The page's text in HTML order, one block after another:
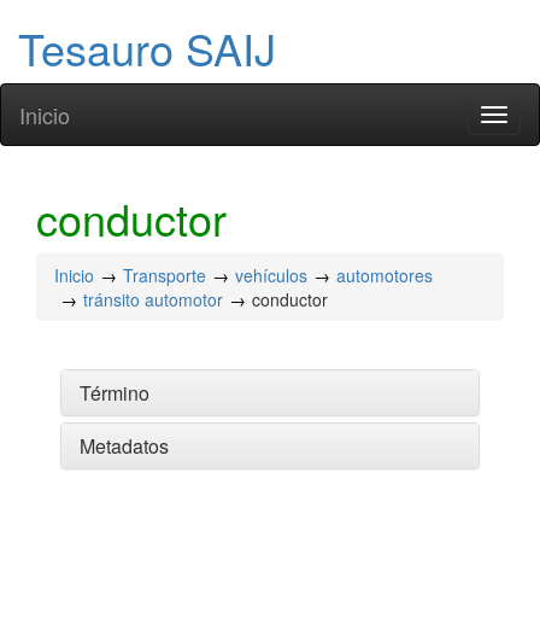
Tesauro SAIJ
Inicio
conductor
Inicio Transporte vehículos
automotores
tránsito automotor
conductor
Término
Metadatos